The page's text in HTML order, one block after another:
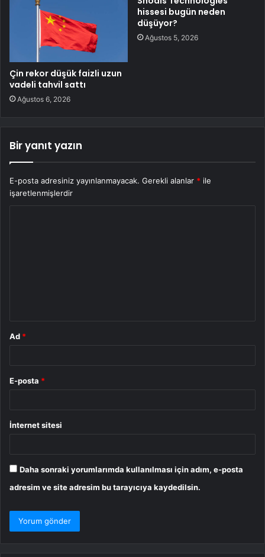
Çin rekor düşük faizli uzun
vadeli tahvil sattı
Ağustos 6, 2026
hissesi bugün neden
düşüyor?
Ağustos 5, 2026
Bir yanıt yazın
E-posta adresiniz yayınlanmayacak. Gerekli alanlar * ile
işaretlenmişlerdir
Ad *
E-posta *
İnternet sitesi
Daha sonraki yorumlarımda kullanılması için adım, e-posta
adresim ve site adresim bu tarayıcıya kaydedilsin.